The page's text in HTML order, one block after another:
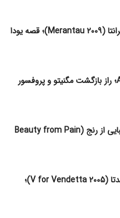
پیشنهاد فیلم جنگجوی مرانتا (Merantau 2009)؛ قصه یودا
Avengers: Doomsday؛ راز بازگشت مگنیتو و پروفسور
معرفی و داستان فیلم زیبایی از رنج (Beauty from Pain
پیشنهاد فیلم وی مثل وندتا (V for Vendetta 2005)؛